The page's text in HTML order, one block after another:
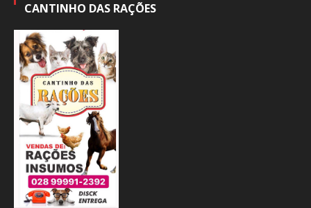
CANTINHO DAS RAÇÕES